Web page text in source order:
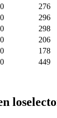
0 276
0 296
0 298
0 206
0 178
0 449
los